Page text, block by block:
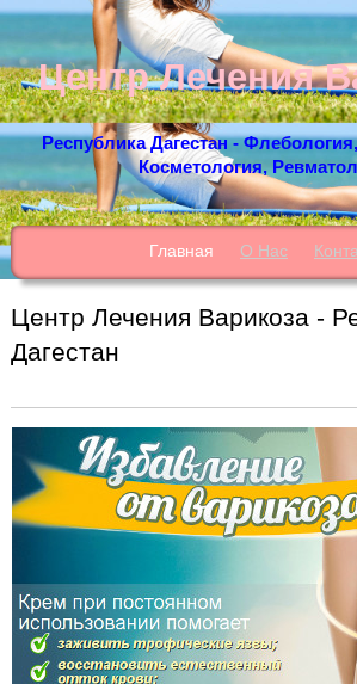
Центр Лечения
Республика Дагестан -
Косметология,
Главная О Нас
Центр Лечения Варикоза -
Дагестан